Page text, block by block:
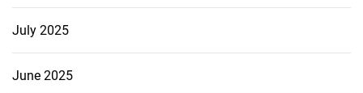
July 2025
June 2025